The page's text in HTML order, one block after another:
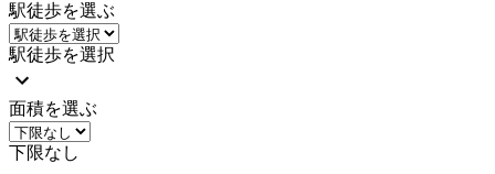
駅徒歩を選ぶ
駅徒歩を選択
面積を選ぶ
下限なし